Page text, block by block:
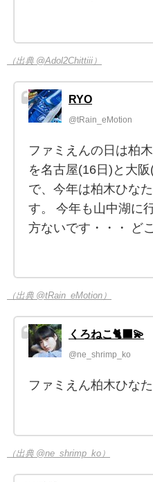
（出典 @Adol2Chittiii）
RYO
@tRain_eMotion
ファミえんの日は柏
を名古屋(16日)と大
で、今年は柏木ひな
す。 今年も山中湖に
方ないです・・・ ど
（出典 @tRain_eMotion）
くろねこ🐈‍⬛💫
@ne_shrimp_ko
ファミえん柏木ひな
（出典 @ne_shrimp_ko）